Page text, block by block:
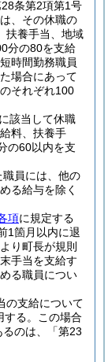
条第2項第1号
、その休職の
扶養手当、地域
分の80を支給
時間勤務職員
場合にあって
それぞれ100
該当して休職
料、扶養手
の60以内を支
員には、他の
る給与を除く
項に規定する
1箇月以内に退
り町長が規則
手当を支給す
る職員につい
の支給について
る。
この場合
のは、「第23